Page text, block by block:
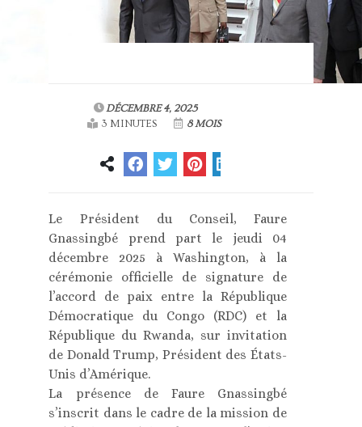
DÉCEMBRE 4, 2025
3 MINUTES
8 MOIS
Le Président du Conseil, Faure
Gnassingbé prend part le jeudi 04
décembre 2025 à Washington, à la
cérémonie officielle de signature de
l’accord de paix entre la République
Démocratique du Congo (RDC) et la
République du Rwanda, sur invitation
de Donald Trump, Président des États-
Unis d’Amérique.
La présence de Faure Gnassingbé
s’inscrit dans le cadre de la mission de